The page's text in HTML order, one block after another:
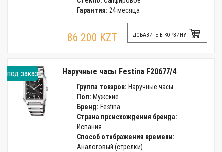
Гарантия: 24 месяца
86 200 KZT ДОБАВИТЬ В КОРЗИНУ
под заказ Наручные часы Festina F20677/4
Группа товаров: Наручные часы
Пол: Мужские
Бренд: Festina
Страна происхождения бренда:
Испания
Способ отображения времени:
Аналоговый (стрелки)